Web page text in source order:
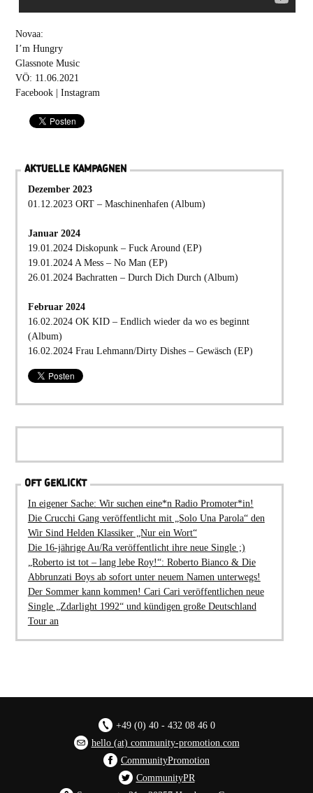
Novaa:
I’m Hungry
Glassnote Music
VÖ: 11.06.2021
Facebook| Instagram
AKTUELLE KAMPAGNEN
Dezember 2023
01.12.2023 ORT – Maschinenhafen (Album)
Januar 2024
19.01.2024 Diskopunk – Fuck Around (EP)
19.01.2024 A Mess – No Man (EP)
26.01.2024 Bachratten – Durch Dich Durch (Album)
Februar 2024
16.02.2024 OK KID – Endlich wieder da wo es beginnt
(Album)
16.02.2024 Frau Lehmann/Dirty Dishes – Gewäsch (EP)
OFT GEKLICKT
In eigener Sache: Wir suchen eine*n Radio Promoter*in!
Die Crucchi Gang veröffentlicht mit „Solo Una Parola“ den
Wir Sind Helden Klassiker „Nur ein Wort“
Die 16-jährige Au/Ra veröffentlicht ihre neue Single ;)
„Roberto ist tot – lang lebe Roy!“: Roberto Bianco & Die
Abbrunzati Boys ab sofort unter neuem Namen unterwegs!
Der Sommer kann kommen! Cari Cari veröffentlichen neue
Single „Zdarlight 1992“ und kündigen große Deutschland
Tour an
+49 (0) 40 - 432 08 46 0
hello (at) community-promotion.com
CommunityPromotion
CommunityPR